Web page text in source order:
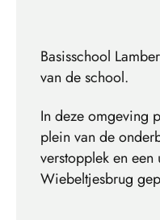
Basisschool
van de school.
In deze omgeving
plein van de
verstopplek en
Wiebeltjesbrug